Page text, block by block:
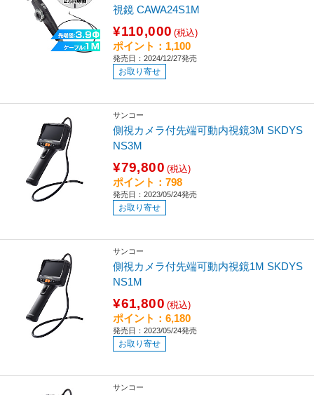
視鏡 CAWA24S1M
¥110,000 (税込)
ポイント：1,100
発売日：2024/12/27発売
お取り寄せ
サンコー
側視カメラ付先端可動内視鏡3M SKDYS
NS3M
¥79,800 (税込)
ポイント：798
発売日：2023/05/24発売
お取り寄せ
サンコー
側視カメラ付先端可動内視鏡1M SKDYS
NS1M
¥61,800 (税込)
ポイント：6,180
発売日：2023/05/24発売
お取り寄せ
サンコー